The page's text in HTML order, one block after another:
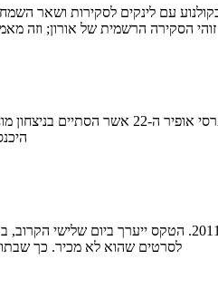
הסקירה הרשמית של אורון; וזה
לסרטים שהוא לא מכיר. כך